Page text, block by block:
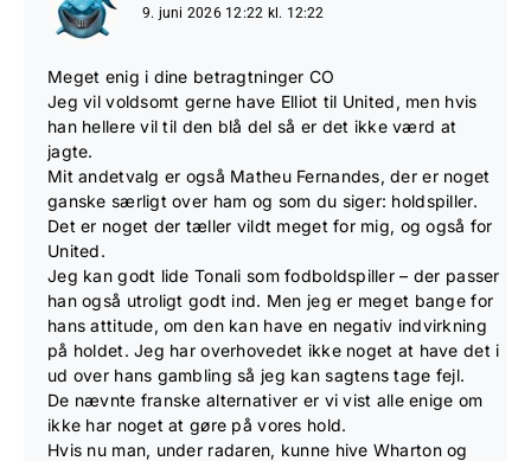
9. juni 2026 12:22 kl. 12:22
Meget enig i dine betragtninger CO
Jeg vil voldsomt gerne have Elliot til United, men hvis
han hellere vil til den blå del så er det ikke værd at
jagte.
Mit andetvalg er også Matheu Fernandes, der er noget
ganske særligt over ham og som du siger: holdspiller.
Det er noget der tæller vildt meget for mig, og også for
United.
Jeg kan godt lide Tonali som fodboldspiller – der passer
han også utroligt godt ind. Men jeg er meget bange for
hans attitude, om den kan have en negativ indvirkning
på holdet. Jeg har overhovedet ikke noget at have det i
ud over hans gambling så jeg kan sagtens tage fejl.
De nævnte franske alternativer er vi vist alle enige om
ikke har noget at gøre på vores hold.
Hvis nu man, under radaren, kunne hive Wharton og